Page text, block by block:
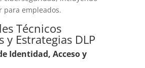
para empleados.
Técnicos
y Estrategias DLP
Identidad, Acceso y